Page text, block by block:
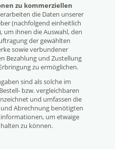
zu kommerziellen
die Daten unserer
(nachfolgend einheitlich
um ihnen die Auswahl, den
der gewählten
sowie verbundener
Bezahlung und Zustellung
zu ermöglichen.
sind als solche im
bzw. vergleichbaren
und umfassen die
Abrechnung benötigten
um etwaige
zu können.